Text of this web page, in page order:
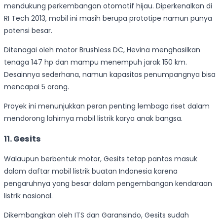
mendukung perkembangan otomotif hijau. Diperkenalkan di
RI Tech 2013, mobil ini masih berupa prototipe namun punya
potensi besar.
Ditenagai oleh motor Brushless DC, Hevina menghasilkan
tenaga 147 hp dan mampu menempuh jarak 150 km.
Desainnya sederhana, namun kapasitas penumpangnya bisa
mencapai 5 orang.
Proyek ini menunjukkan peran penting lembaga riset dalam
mendorong lahirnya mobil listrik karya anak bangsa.
11. Gesits
Walaupun berbentuk motor, Gesits tetap pantas masuk
dalam daftar mobil listrik buatan Indonesia karena
pengaruhnya yang besar dalam pengembangan kendaraan
listrik nasional.
Dikembangkan oleh ITS dan Garansindo, Gesits sudah